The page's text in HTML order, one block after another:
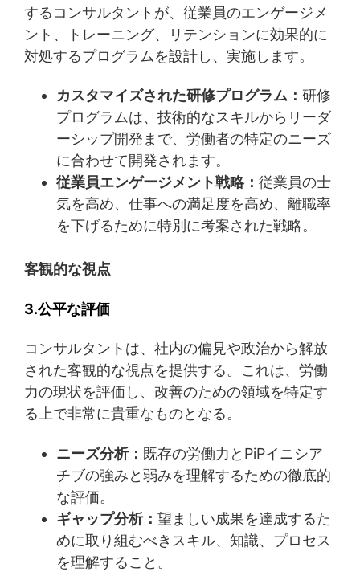
するコンサルタントが、従業員のエンゲージメ
ント、トレーニング、リテンションに効果的に
対処するプログラムを設計し、実施します。
カスタマイズされた研修プログラム： 研修
プログラムは、技術的なスキルからリーダ
ーシップ開発まで、労働者の特定のニーズ
に合わせて開発されます。
従業員エンゲージメント戦略： 従業員の士
気を高め、仕事への満足度を高め、離職率
を下げるために特別に考案された戦略。
客観的な視点
3.公平な評価
コンサルタントは、社内の偏見や政治から解放
された客観的な視点を提供する。これは、労働
力の現状を評価し、改善のための領域を特定す
る上で非常に貴重なものとなる。
ニーズ分析： 既存の労働力とPiPイニシア
チブの強みと弱みを理解するための徹底的
な評価。
ギャップ分析： 望ましい成果を達成するた
めに取り組むべきスキル、知識、プロセス
を理解すること。